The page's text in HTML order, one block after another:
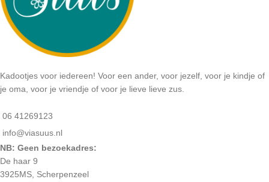
Kadootjes voor iedereen! Voor een ander, voor jezelf, voor je kindje of
je oma, voor je vriendje of voor je lieve lieve zus.
06 41269123
info@viasuus.nl
NB: Geen bezoekadres:
De haar 9
3925MS, Scherpenzeel